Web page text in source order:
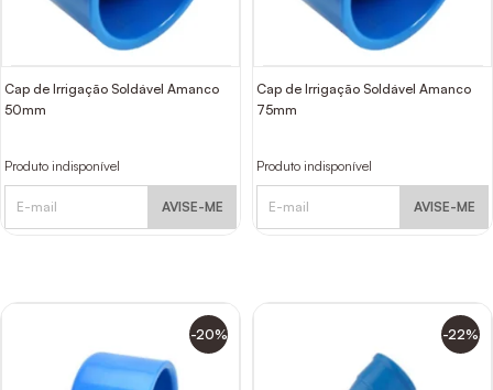
Cap de Irrigação Soldável Amanco
50mm
Produto indisponível
AVISE-ME
Cap de Irrigação Soldável Amanco
75mm
Produto indisponível
AVISE-ME
-20% -22%